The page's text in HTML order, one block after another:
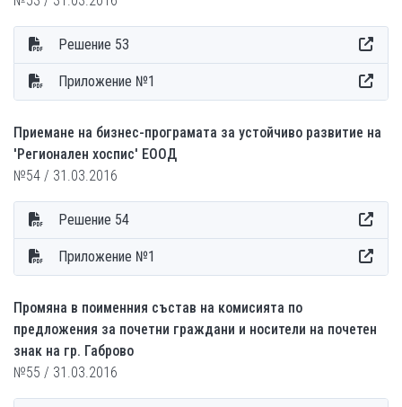
Решение 53
Приложение №1
Приемане на бизнес-програмата за устойчиво развитие на
'Регионален хоспис' ЕООД
№54 / 31.03.2016
Решение 54
Приложение №1
Промяна в поименния състав на комисията по
предложения за почетни граждани и носители на почетен
знак на гр. Габрово
№55 / 31.03.2016